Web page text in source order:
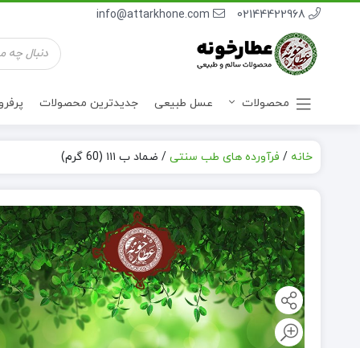
02144422968
info@attarkhone.com
جستجوی
محصولات
محصولات
نوشیدنی ها
عسل طبیعی جدیدترین محصولات
خانه / فرآورده های طب سنتی/ ضماد ب ۱۱۱ (60 گرم)